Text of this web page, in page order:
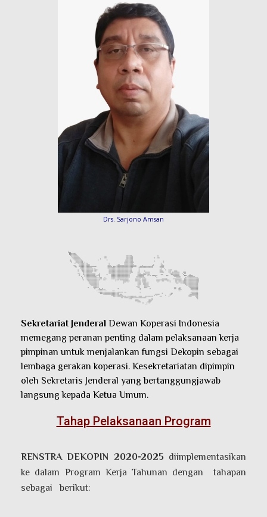
Drs. Sarjono Amsan
Sekretariat Jenderal Dewan Koperasi Indonesia
memegang peranan penting dalam pelaksanaan kerja
pimpinan untuk menjalankan fungsi Dekopin sebagai
lembaga gerakan koperasi. Kesekretariatan dipimpin
oleh Sekretaris Jenderal yang bertanggungjawab
langsung kepada Ketua Umum.
Tahap Pelaksanaan Program
RENSTRA DEKOPIN 2020-2025diimplementasikan
ke dalam Program Kerja Tahunan dengan tahapan
sebagai berikut: